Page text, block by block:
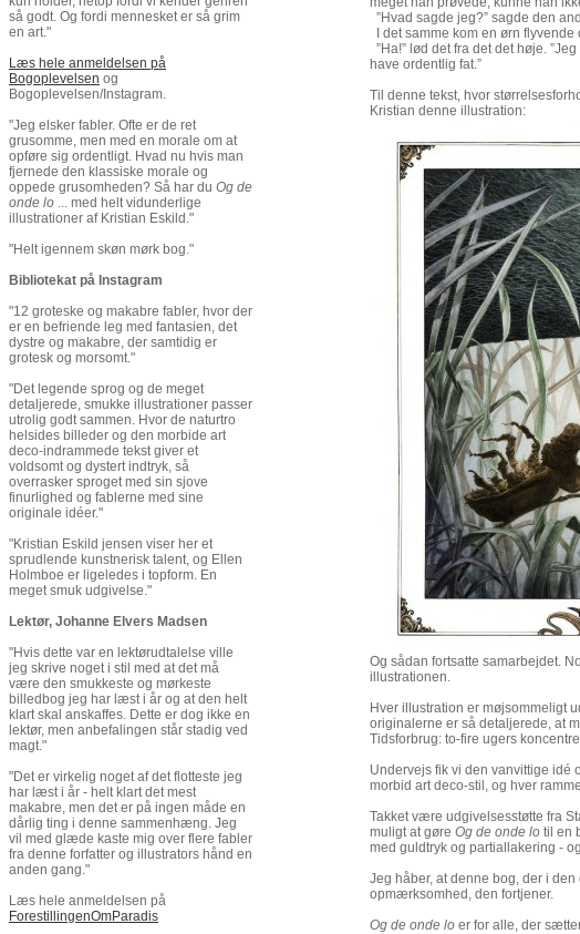
så godt. Og fordi mennesket er så grim
en art."
Læs hele anmeldelsen på
Bogoplevelsen og
Bogoplevelsen/Instagram.
"Jeg elsker fabler. Ofte er de ret
grusomme, men med en morale om at
opføre sig ordentligt. Hvad nu hvis man
fjernede den klassiske morale og
oppede grusomheden? Så har du Og de
onde lo ... med helt vidunderlige
illustrationer af Kristian Eskild."
"Helt igennem skøn mørk bog."
Bibliotekat på Instagram
"12 groteske og makabre fabler, hvor der
er en befriende leg med fantasien, det
dystre og makabre, der samtidig er
grotesk og morsomt."
"Det legende sprog og de meget
detaljerede, smukke illustrationer passer
utrolig godt sammen. Hvor de naturtro
helsides billeder og den morbide art
deco-indrammede tekst giver et
voldsomt og dystert indtryk, så
overrasker sproget med sin sjove
finurlighed og fablerne med sine
originale idéer."
"Kristian Eskild jensen viser her et
sprudlende kunstnerisk talent, og Ellen
Holmboe er ligeledes i topform. En
meget smuk udgivelse."
Lektør, Johanne Elvers Madsen
"Hvis dette var en lektørudtalelse ville
jeg skrive noget i stil med at det må
være den smukkeste og mørkeste
billedbog jeg har læst i år og at den helt
klart skal anskaffes. Dette er dog ikke en
lektør, men anbefalingen står stadig ved
magt."
"Det er virkelig noget af det flotteste jeg
har læst i år - helt klart det mest
makabre, men det er på ingen måde en
dårlig ting i denne sammenhæng. Jeg
vil med glæde kaste mig over flere fabler
fra denne forfatter og illustrators hånd en
anden gang."
Læs hele anmeldelsen på
ForestillingenOmParadis
”Hvad sagde jeg?” sagde den
I det samme kom en ørn
”Ha!” lød det fra det det høje.
have ordentlig fat.”
Til denne tekst, hvor
Kristian denne illustration:
Og sådan fortsatte samarbejdet.
illustrationen.
Hver illustration er møjsommeligt
originalerne er så detaljerede, at
Tidsforbrug: to-fire ugers
Undervejs fik vi den vanvittige idé
morbid art deco-stil, og hver
Takket være udgivelsesstøtte fra
muligt at gøre Og de onde lo til en
med guldtryk og partiallakering -
Jeg håber, at denne bog, der i
opmærksomhed, den fortjener.
Og de onde lo er for alle, der